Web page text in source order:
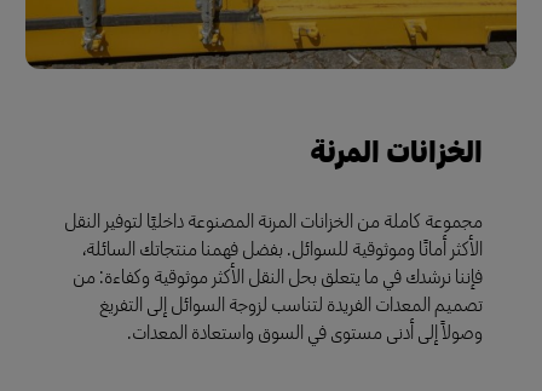
الخزانات المرنة
مجموعة كاملة من الخزانات المرنة المصنوعة داخليًا لتوفير النقل
الأكثر أمانًا وموثوقية للسوائل. بفضل فهمنا منتجاتك السائلة،
فإننا نرشدك في ما يتعلق بحل النقل الأكثر موثوقية وكفاءة: من
تصميم المعدات الفريدة لتناسب لزوجة السوائل إلى التفريغ
وصولاً إلى أدنى مستوى في السوق واستعادة المعدات.